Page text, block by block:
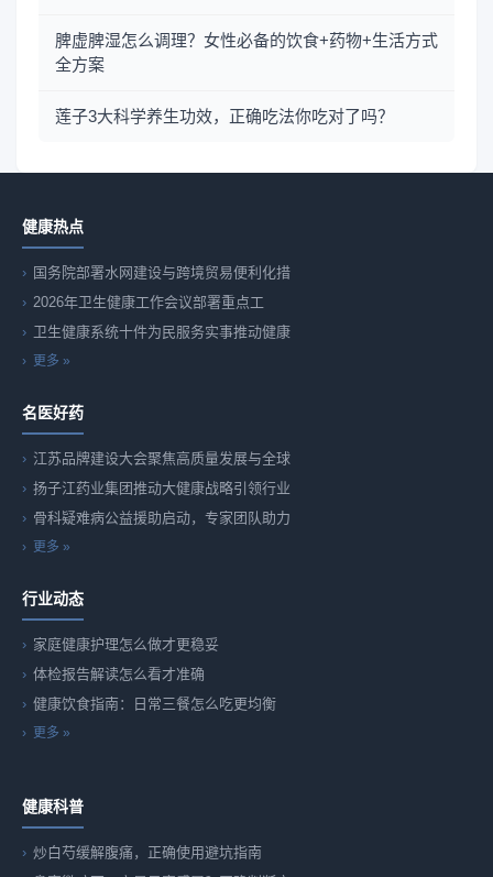
脾虚脾湿怎么调理？女性必备的饮食+药物+生活方式
全方案
莲子3大科学养生功效，正确吃法你吃对了吗？
健康热点
国务院部署水网建设与跨境贸易便利化措
2026年卫生健康工作会议部署重点工
卫生健康系统十件为民服务实事推动健康
更多 »
名医好药
江苏品牌建设大会聚焦高质量发展与全球
扬子江药业集团推动大健康战略引领行业
骨科疑难病公益援助启动，专家团队助力
更多 »
行业动态
家庭健康护理怎么做才更稳妥
体检报告解读怎么看才准确
健康饮食指南：日常三餐怎么吃更均衡
更多 »
健康科普
炒白芍缓解腹痛，正确使用避坑指南